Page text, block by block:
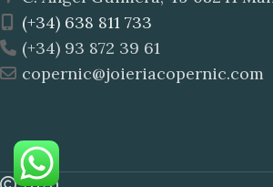
(+34) 638 811 733
(+34) 93 872 39 61
copernic@joieriacopernic.com